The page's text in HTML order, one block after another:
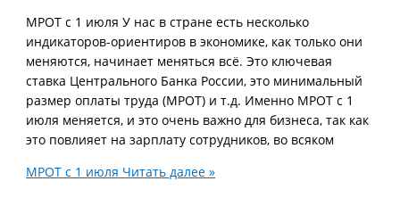
МРОТ с 1 июля У нас в стране есть несколько
индикаторов-ориентиров в экономике, как только они
меняются, начинает меняться всё. Это ключевая
ставка Центрального Банка России, это минимальный
размер оплаты труда (МРОТ) и т.д. Именно МРОТ с 1
июля меняется, и это очень важно для бизнеса, так как
это повлияет на зарплату сотрудников, во всяком
МРОТ с 1 июля Читать далее »